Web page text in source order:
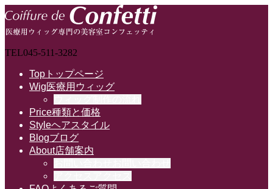
TEL045-511-3282
Top トップページ
Wig医療用ウィッグ
Price種類と価格
Styleヘアスタイル
Blogブログ
About店舗案内